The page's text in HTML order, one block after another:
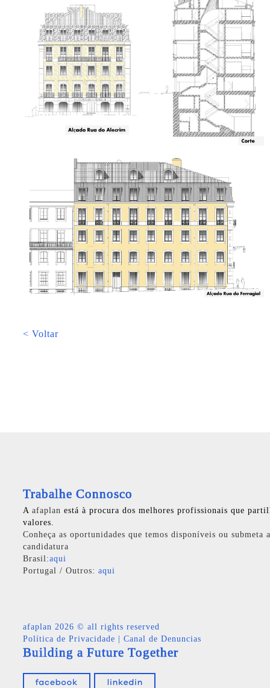
< Voltar
Trabalhe Connosco
A afaplan está à procura dos melhores profissionais que
valores.
Conheça as oportunidades que temos disponíveis ou submeta
candidatura
Brasil:aqui
Portugal / Outros: aqui
afaplan 2026 © all rights reserved
Política de Privacidade
Canal de Denuncias
Building a Future Together